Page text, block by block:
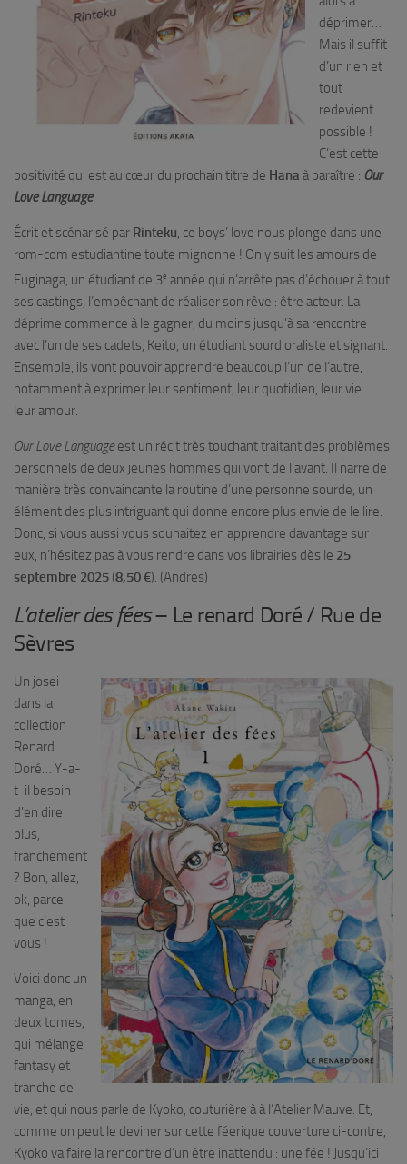
déprimer…
Mais il suffit
d’un rien et
tout
redevient
possible !
C’est cette
positivité qui est au cœur du prochain titre de Hana à paraître : Our
Love Language.
Écrit et scénarisé par Rinteku, ce boys’ love nous plonge dans une
rom-com estudiantine toute mignonne ! On y suit les amours de
Fuginaga, un étudiant de 3e année qui n’arrête pas d’échouer à tout
ses castings, l’empêchant de réaliser son rêve : être acteur. La
déprime commence à le gagner, du moins jusqu’à sa rencontre
avec l’un de ses cadets, Keito, un étudiant sourd oraliste et signant.
Ensemble, ils vont pouvoir apprendre beaucoup l’un de l’autre,
notamment à exprimer leur sentiment, leur quotidien, leur vie…
leur amour.
Our Love Languageest un récit très touchant traitant des problèmes
personnels de deux jeunes hommes qui vont de l’avant. Il narre de
manière très convaincante la routine d’une personne sourde, un
élément des plus intriguant qui donne encore plus envie de le lire.
Donc, si vous aussi vous souhaitez en apprendre davantage sur
eux, n’hésitez pas à vous rendre dans vos librairies dès le 25
septembre 2025 (8,50 €). (Andres)
L’atelier des fées– Le renard Doré / Rue de
Sèvres
Un josei
dans la
collection
Renard
Doré… Y-a-
t-il besoin
d’en dire
plus,
franchement
? Bon, allez,
ok, parce
que c’est
vous !
Voici donc un
manga, en
deux tomes,
qui mélange
fantasy et
tranche de
vie, et qui nous parle de Kyoko, couturière à à l’Atelier Mauve. Et,
comme on peut le deviner sur cette féerique couverture ci-contre,
Kyoko va faire la rencontre d’un être inattendu : une fée ! Jusqu’ici